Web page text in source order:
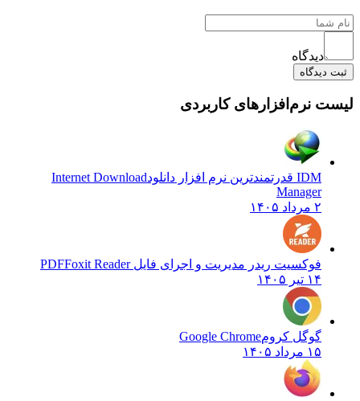
دیدگاه
دیدگاه
نرم‌افزارهای کاربردی
IDM قدرتمندترین نرم افزار دانلود
Internet Download
Manager
فوکسیت ریدر مدیریت و اجرای فایل PDFFoxit Reader
گوگل کروم Google Chrome